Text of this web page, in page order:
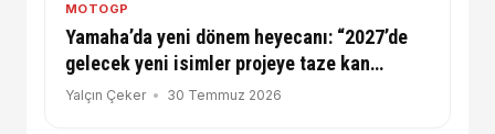
MOTOGP
Yamaha’da yeni dönem heyecanı: “2027’de
gelecek yeni isimler projeye taze kan
olacak”
Yalçın Çeker 30 Temmuz 2026